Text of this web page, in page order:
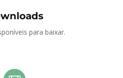
para baixar.